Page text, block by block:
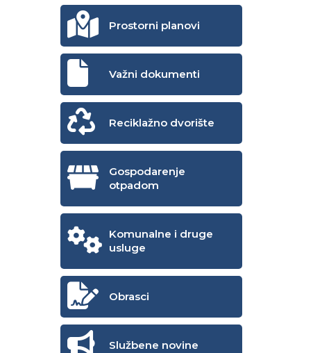
Prostorni planovi
Važni dokumenti
Reciklažno dvorište
Gospodarenje
otpadom
Komunalne i druge
usluge
Obrasci
Službene novine